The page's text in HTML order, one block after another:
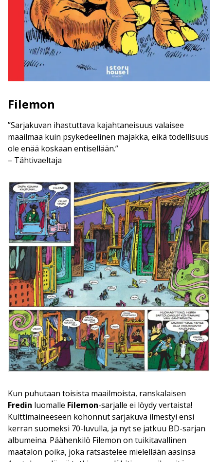
Filemon
”Sarjakuvan ihastuttava kajahtaneisuus valaisee
maailmaa kuin psykedeelinen majakka, eikä todellisuus
ole enää koskaan entisellään.”
– Tähtivaeltaja
Kun puhutaan toisista maailmoista, ranskalaisen
Fredin luomalle Filemon-sarjalle ei löydy vertaista!
Kulttimaineeseen kohonnut sarjakuva ilmestyi ensi
kerran suomeksi 70-luvulla, ja nyt se jatkuu BD-sarjan
albumeina. Päähenkilö Filemon on tuikitavallinen
maatalon poika, joka ratsastelee mielellään aasinsa